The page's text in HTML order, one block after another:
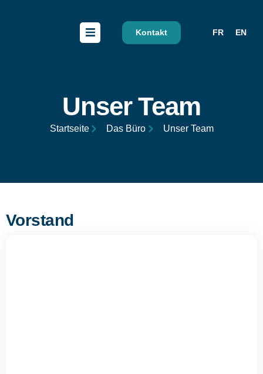
Kontakt FR EN
Unser Team
Startseite Das Büro Unser Team
Vorstand